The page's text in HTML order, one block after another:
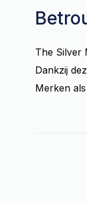
The Silver
Dankzij
Merken